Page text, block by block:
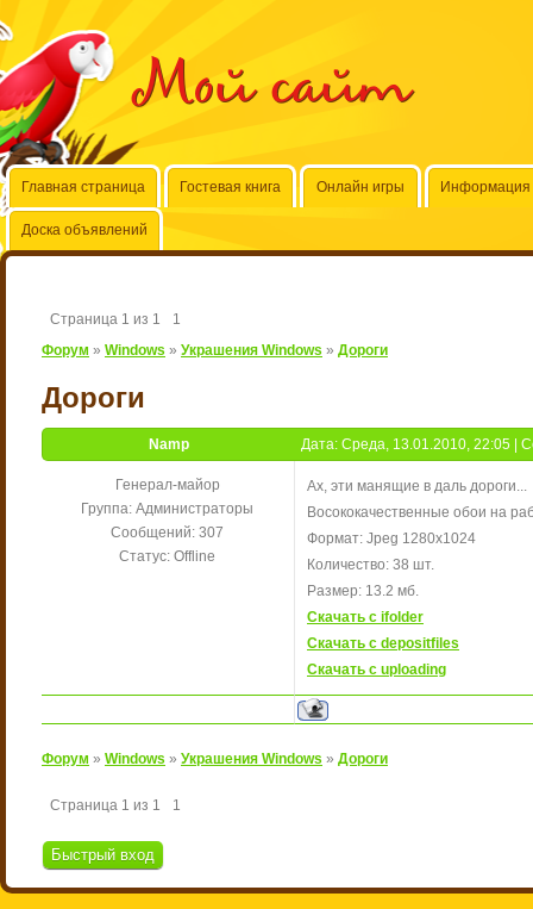
Мой сайт
Главная страница Гостевая книга Онлайн игры Информация
Доска объявлений
Страница 1 из 1
1
Форум » Windows » Украшения Windows » Дороги
Дороги
Namp Дата: Среда, 13.01.2010, 22:05 |
Генерал-майор
Группа: Администраторы
Сообщений:307
Статус:Offline
Ах, эти манящие в даль дороги...
Восококачественные обои на
Формат: Jpeg 1280x1024
Количество: 38 шт.
Размер: 13.2 мб.
Скачать с ifolder
Скачать с depositfiles
Скачать с uploading
Форум » Windows » Украшения Windows » Дороги
Страница 1 из 1 1